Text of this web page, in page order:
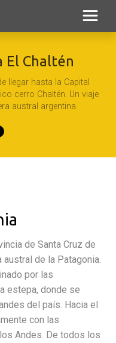
El Chaltén
llegar hasta la Capital
cerro Chaltén. Un viaje
austral argentina.
de Santa Cruz de
austral de la Patagonia.
por las
estepa, donde se
del país. Hacia el
con las
Andes. De todos los